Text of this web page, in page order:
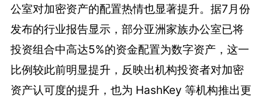
公室对加密资产的配置热情也显著提升。据7月份
发布的行业报告显示，部分亚洲家族办公室已将
投资组合中高达5%的资金配置为数字资产，这一
比例较此前明显提升，反映出机构投资者对加密
资产认可度的提升，也为 HashKey 等机构推出更